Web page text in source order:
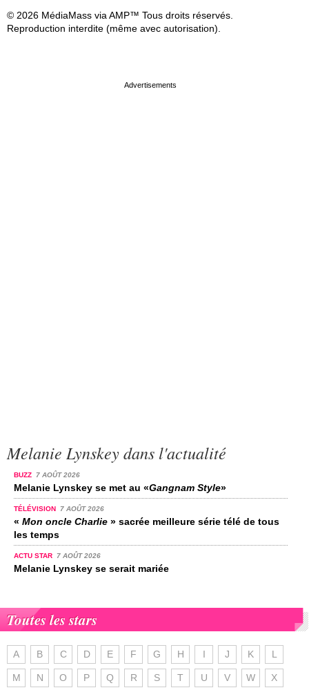
© 2026 MédiaMass via AMP™ Tous droits réservés.
Reproduction interdite (même avec autorisation).
Melanie Lynskey dans l'actualité
BUZZ 7 AOÛT 2026
Melanie Lynskey se met au «Gangnam Style»
TÉLÉVISION 7 AOÛT 2026
« Mon oncle Charlie » sacrée meilleure série télé de tous
les temps
ACTU STAR 7 AOÛT 2026
Melanie Lynskey se serait mariée
Toutes les stars
A B C D E F G H I J K L
M N O P Q R S T U V W X